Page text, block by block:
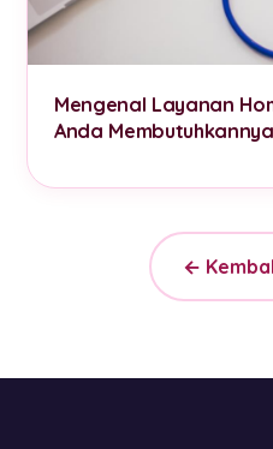
Mengenal Layanan
Anda Membutuhkannya
←